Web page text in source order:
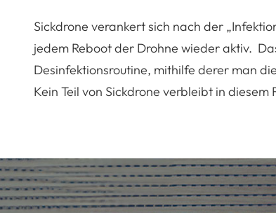
Sickdrone verankert sich nach der
jedem Reboot der Drohne wieder aktiv.
Desinfektionsroutine, mithilfe derer man
Kein Teil von Sickdrone verbleibt in